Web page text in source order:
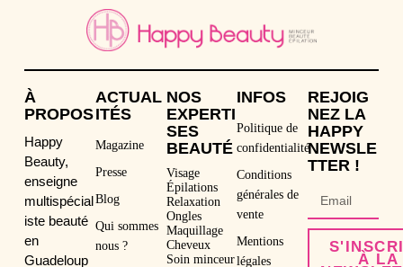
À
PROPOS
Happy
Beauty,
enseigne
multispécial
iste beauté
en
Guadeloup
ACTUAL
ITÉS
Magazine
Presse
Blog
Qui sommes
nous ?
NOS
EXPERTI
SES
BEAUTÉ
Visage
Épilations
Relaxation
Ongles
Maquillage
Cheveux
Soin minceur
INFOS
Politique de
confidentialité
Conditions
générales de
vente
Mentions
légales
REJOIG
NEZ LA
HAPPY
NEWSLE
TTER !
À LA